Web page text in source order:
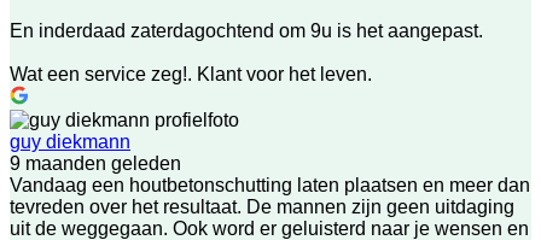
En inderdaad zaterdagochtend om 9u is het aangepast.
Wat een service zeg!. Klant voor het leven.
guy diekmann
9 maanden geleden
Vandaag een houtbetonschutting laten plaatsen en meer dan
tevreden over het resultaat. De mannen zijn geen uitdaging
uit de weggegaan. Ook word er geluisterd naar je wensen en